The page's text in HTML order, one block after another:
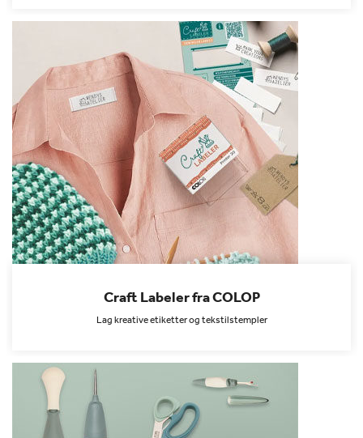
Craft Labeler fra COLOP
Lag kreative etiketter og tekstilstempler